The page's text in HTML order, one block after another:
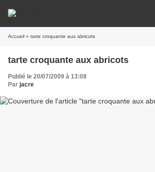
Accueil » tarte croquante aux abricots
tarte croquante aux abricots
Publié le 20/07/2009 à 13:08
Par jacre